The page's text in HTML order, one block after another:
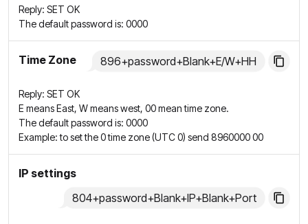
Reply: SET OK
The default password is: 0000
Time Zone 896+password+Blank+E/W+HH
Reply: SET OK
E means East, W means west, 00 mean time zone.
The default password is: 0000
Example: to set the 0 time zone (UTC 0) send 8960000 00
IP settings
804+password+Blank+IP+Blank+Port